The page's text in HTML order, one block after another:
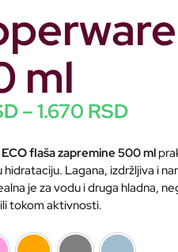
ml
–1.670 RSD
ECOflašazapremine500ml
hidrataciju. Lagana, izdržljiva i
je za voduidruga hladna,
ilitokomaktivnosti.